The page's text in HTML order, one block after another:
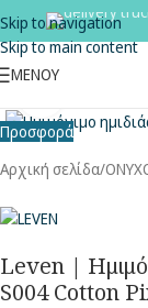
Skip to navigation
Skip to main content
ΜΕΝΟΥ
Προσφορά
Αρχική σελίδα/
Leven |
S004 Cotton